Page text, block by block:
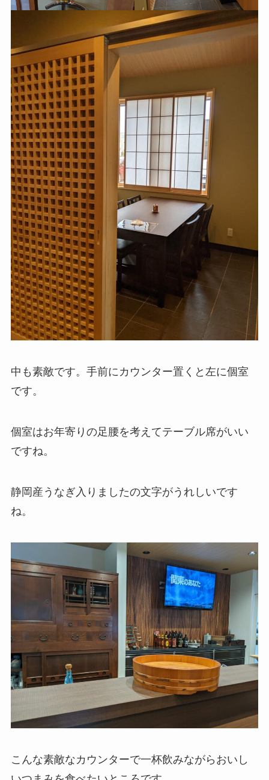
中も素敵です。手前にカウンター置くと左に個室
です。
個室はお年寄りの足腰を考えてテーブル席がいい
ですね。
静岡産うなぎ入りましたの文字がうれしいです
ね。
こんな素敵なカウンターで一杯飲みながらおいし